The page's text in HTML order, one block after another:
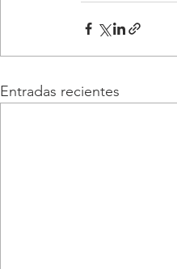
Entradas recientes